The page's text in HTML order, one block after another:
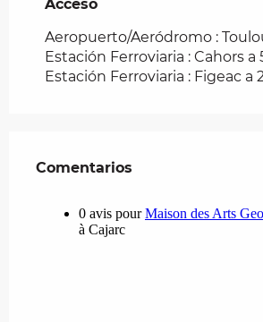
Acceso
Acceso
Aeropuerto/Aeródromo :
Estación Ferroviaria : Cahors a
Estación Ferroviaria : Figeac a
Comentarios
Comentarios